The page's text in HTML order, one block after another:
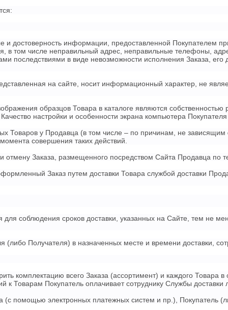
и достоверность информации, предоставленной
в том числе неправильный адрес, неправильные телефоны,
последствиями в виде невозможности исполнения Заказа,
на сайте, носит информационный характер, не
образцов Товара в каталоге являются
настройки и особенности экрана компьютера
Товаров у Продавца (в том числе – по причинам, не
совершения таких действий.
отмену Заказа, размещенного посредством Сайта Продавца
Заказ путем доставки Товара службой доставки
соблюдения сроков доставки, указанных на Сайте, тем не
(либо Получателя) в назначенных месте и времени доставки,
комплектацию всего Заказа (ассортимент) и каждого Товара
к Товарам Покупатель оплачивает сотруднику Службы
(с помощью электронных платежных систем и пр.), Покупатель